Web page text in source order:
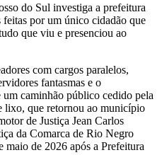
do Sul investiga a prefeitura
por um único cidadão que
que viu e presenciou ao
com cargos paralelos,
fantasmas e o
um caminhão público cedido pela
lixo, que retornou ao município
de Justiça Jean Carlos
da Comarca de Rio Negro
de 2026 após a Prefeitura